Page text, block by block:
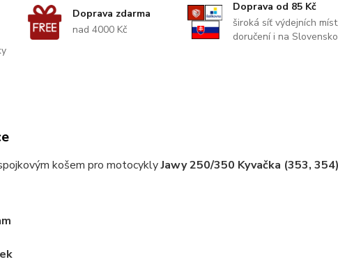
Doprava zdarma
nad 4000 Kč
Doprava od 85 Kč
široká síť výdejních míst,
doručení i na Slovensko
košem pro motocyklyJawy 250/350 Kyvačka (353, 354)